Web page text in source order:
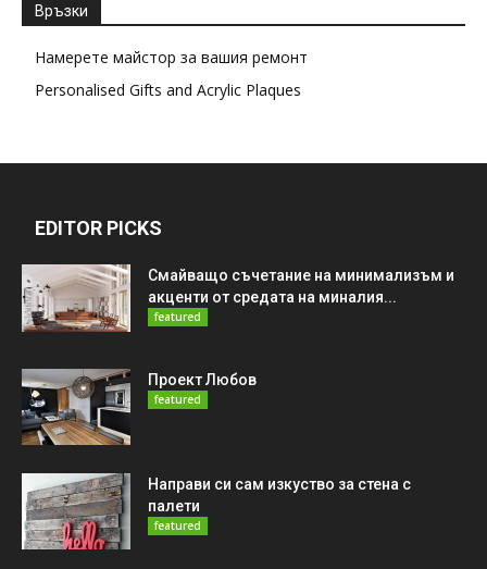
Връзки
Намерете майстор за вашия ремонт
Personalised Gifts and Acrylic Plaques
EDITOR PICKS
Смайващо съчетание на минимализъм и
акценти от средата на миналия...
featured
Проект Любов
featured
Направи си сам изкуство за стена с
палети
featured